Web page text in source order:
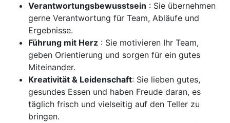
Verantwortungsbewusstsein : Sie übernehmen
gerne Verantwortung für Team, Abläufe und
Ergebnisse.
Führung mit Herz : Sie motivieren Ihr Team,
geben Orientierung und sorgen für ein gutes
Miteinander.
Kreativität & Leidenschaft: Sie lieben gutes,
gesundes Essen und haben Freude daran, es
täglich frisch und vielseitig auf den Teller zu
bringen.